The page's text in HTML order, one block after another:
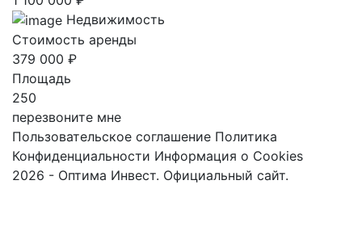
Недвижимость
Стоимость аренды
379 000 ₽
Площадь
250
перезвоните мне
Пользовательское соглашение Политика
Конфиденциальности Информация о Cookies
2026 - Оптима Инвест. Официальный сайт.